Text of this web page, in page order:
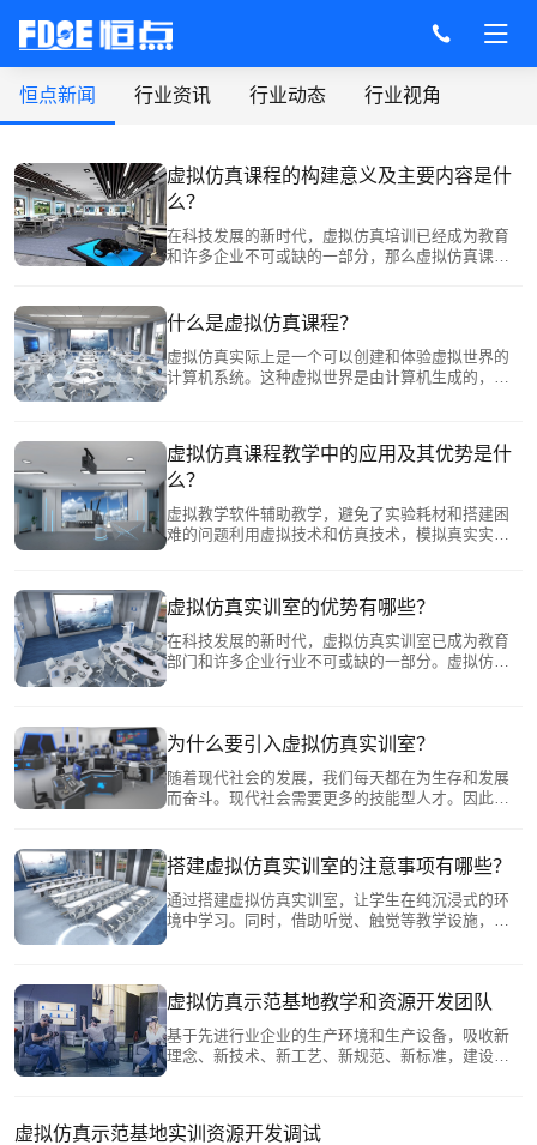
恒点新闻 行业资讯 行业动态 行业视角
虚拟仿真课程的构建意义及主要内容是什
么？
在科技发展的新时代，虚拟仿真培训已经成为教育
和许多企业不可或缺的一部分，那么虚拟仿真课程
什么是虚拟仿真课程？
虚拟仿真实际上是一个可以创建和体验虚拟世界的
计算机系统。这种虚拟世界是由计算机生成的，可
虚拟仿真课程教学中的应用及其优势是什
么？
虚拟教学软件辅助教学，避免了实验耗材和搭建困
难的问题利用虚拟技术和仿真技术，模拟真实实验
验。
虚拟仿真实训室的优势有哪些？
在科技发展的新时代，虚拟仿真实训室已成为教育
部门和许多企业行业不可或缺的一部分。虚拟仿真
为什么要引入虚拟仿真实训室？
随着现代社会的发展，我们每天都在为生存和发展
而奋斗。现代社会需要更多的技能型人才。因此，
种非常好的方式。
搭建虚拟仿真实训室的注意事项有哪些？
通过搭建虚拟仿真实训室，让学生在纯沉浸式的环
境中学习。同时，借助听觉、触觉等教学设施，可
虚拟仿真示范基地教学和资源开发团队
基于先进行业企业的生产环境和生产设备，吸收新
理念、新技术、新工艺、新规范、新标准，建设与
虚拟仿真示范基地实训资源开发调试